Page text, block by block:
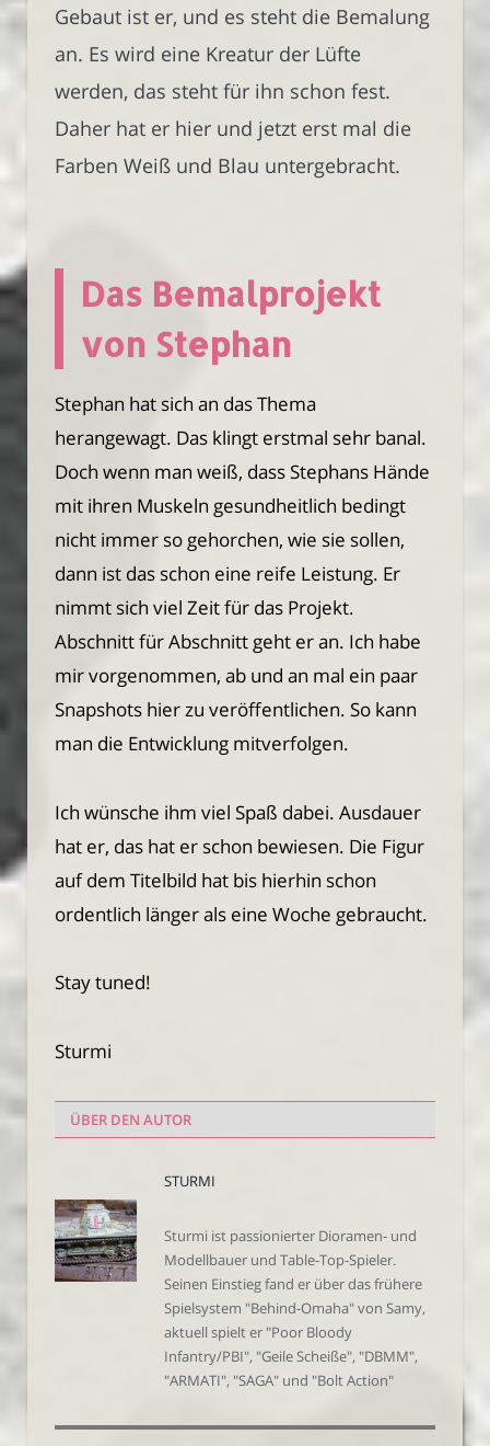
Gebaut ist er, und es steht die Bemalung
an. Es wird eine Kreatur der Lüfte
werden, das steht für ihn schon fest.
Daher hat er hier und jetzt erst mal die
Farben Weiß und Blau untergebracht.
Das Bemalprojekt
von Stephan
Stephan hat sich an das Thema
herangewagt. Das klingt erstmal sehr banal.
Doch wenn man weiß, dass Stephans Hände
mit ihren Muskeln gesundheitlich bedingt
nicht immer so gehorchen, wie sie sollen,
dann ist das schon eine reife Leistung. Er
nimmt sich viel Zeit für das Projekt.
Abschnitt für Abschnitt geht er an. Ich habe
mir vorgenommen, ab und an mal ein paar
Snapshots hier zu veröffentlichen. So kann
man die Entwicklung mitverfolgen.
Ich wünsche ihm viel Spaß dabei. Ausdauer
hat er, das hat er schon bewiesen. Die Figur
auf dem Titelbild hat bis hierhin schon
ordentlich länger als eine Woche gebraucht.
Stay tuned!
Sturmi
ÜBER DEN AUTOR
STURMI
Sturmi ist passionierter Dioramen- und
Modellbauer und Table-Top-Spieler.
Seinen Einstieg fand er über das frühere
Spielsystem "Behind-Omaha" von Samy,
aktuell spielt er "Poor Bloody
Infantry/PBI", "Geile Scheiße", "DBMM",
"ARMATI", "SAGA" und "Bolt Action"